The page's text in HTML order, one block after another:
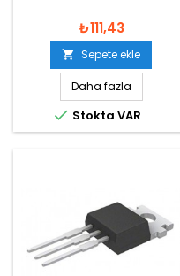
₺111,43
 Sepete ekle
Daha fazla
 Stokta VAR